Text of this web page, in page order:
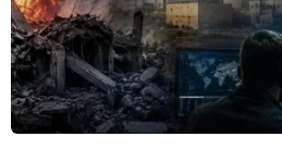
Giấy phép số: 1374/GP-BTTTT do
cấp ngày 11/9/2008.
Quảng cáo: Phó TBT Nguyễn Thị
tamvna@gmail.com